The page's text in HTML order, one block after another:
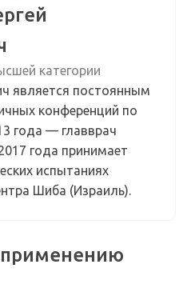
категории
является постоянным
конференций по
года — главврач
года принимает
испытаниях
Шиба (Израиль).
применению